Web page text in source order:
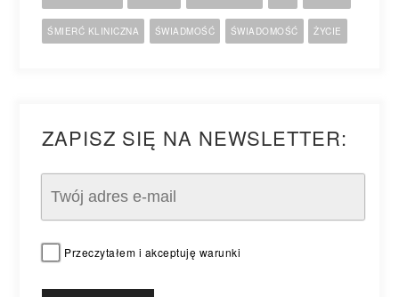
ŚMIERĆ KLINICZNA ŚWIADMOŚĆ ŚWIADOMOŚĆ ŻYCIE
ZAPISZ SIĘ NA NEWSLETTER:
Przeczytałem i akceptuję warunki